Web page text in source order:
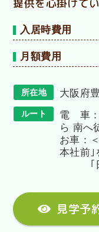
提供を心掛けてい
入居時費用
月額費用
所在地 大阪府
ルート
電 車：
ら 南へ
お車：
本社前｣
｢日出
見学予